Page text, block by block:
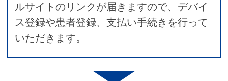
ルサイトのリンクが届きますので、デバイ
ス登録や患者登録、支払い手続きを行って
いただきます。